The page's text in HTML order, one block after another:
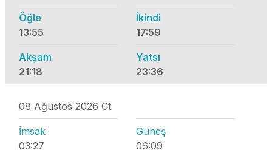
Öğle
13:55
İkindi
17:59
Akşam
21:18
Yatsı
23:36
08 Ağustos 2026 Ct
İmsak
03:27
Güneş
06:09